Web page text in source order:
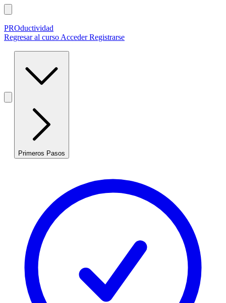
PROductividad
Regresar al curso AccederRegistrarse
Primeros Pasos